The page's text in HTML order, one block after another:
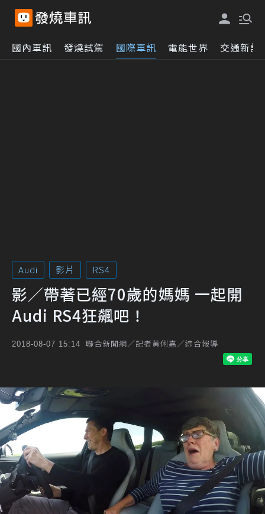
國內車訊 發燒試駕 國際車訊 電能世界 交通新訊
Audi 影片 RS4
影／帶著已經70歲的媽媽 一起開
Audi RS4狂飆吧！
2018-08-07 15:14 聯合新聞網／記者黃俐嘉／綜合報導